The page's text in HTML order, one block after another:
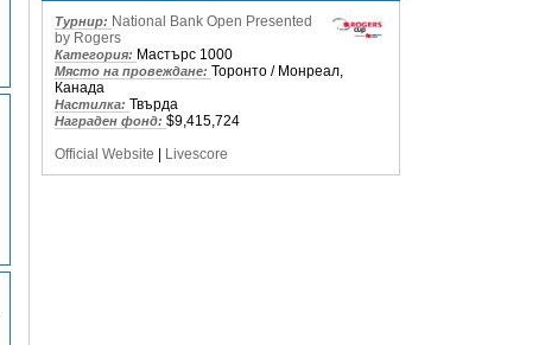
Турнир: National Bank Open Presented
by Rogers
Категория: Мастърс 1000
Място на провеждане: Торонто / Монреал,
Канада
Настилка: Твърда
Награден фонд: $9,415,724
Official Website
Livescore